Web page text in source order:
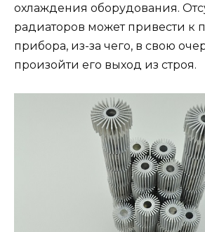
охлаждения оборудования.
радиаторов может привести к
прибора, из-за чего, в свою
произойти его выход из строя.